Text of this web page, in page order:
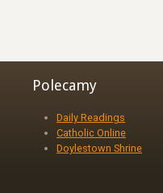
Polecamy
Daily Readings
Catholic Online
Doylestown Shrine